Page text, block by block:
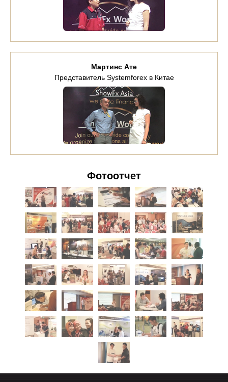
Мартинс Ате
Представитель Systemforex в Китае
Фотоотчет